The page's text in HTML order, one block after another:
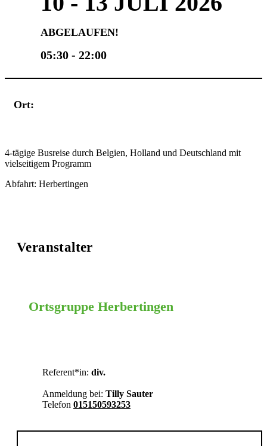
ABGELAUFEN!
05:30 - 22:00
Ort:
4-tägige Busreise durch Belgien, Holland und Deutschland mit
vielseitigem Programm
Abfahrt: Herbertingen
Veranstalter
Ortsgruppe Herbertingen
Referent*in: div.
Anmeldung bei: Tilly Sauter
Telefon 015150593253